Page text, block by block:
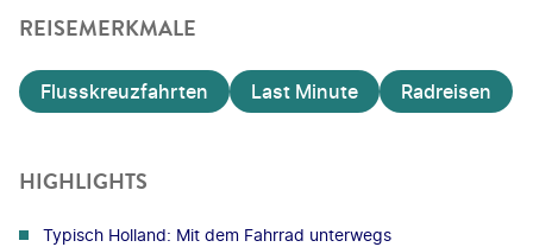
REISEMERKMALE
Flusskreuzfahrten Last Minute Radreisen
HIGHLIGHTS
Typisch Holland: Mit dem Fahrrad unterwegs